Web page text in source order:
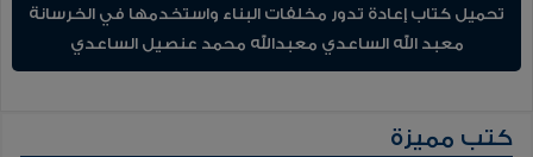
تحميل كتاب إعادة تدور مخلفات البناء واستخدمها في الخرسانة
معبد الله الساعدي معبدالله محمد عنصيل الساعدي
كتب مميزة